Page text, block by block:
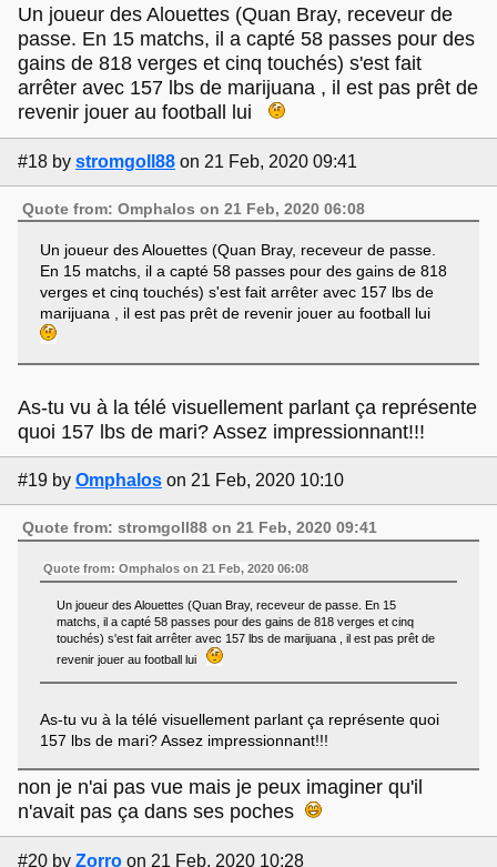
Un joueur des Alouettes (Quan Bray, receveur de
passe. En 15 matchs, il a capté 58 passes pour des
gains de 818 verges et cinq touchés) s'est fait
arrêter avec 157 lbs de marijuana , il est pas prêt de
revenir jouer au football lui
#18 by stromgoll88 on 21 Feb, 2020 09:41
Quote from: Omphalos on 21 Feb, 2020 06:08
Un joueur des Alouettes (Quan Bray, receveur de passe.
En 15 matchs, il a capté 58 passes pour des gains de 818
verges et cinq touchés) s'est fait arrêter avec 157 lbs de
marijuana , il est pas prêt de revenir jouer au football lui
As-tu vu à la télé visuellement parlant ça représente
quoi 157 lbs de mari? Assez impressionnant!!!
#19 by Omphalos on 21 Feb, 2020 10:10
Quote from: stromgoll88 on 21 Feb, 2020 09:41
Quote from: Omphalos on 21 Feb, 2020 06:08
Un joueur des Alouettes (Quan Bray, receveur de passe. En 15
matchs, il a capté 58 passes pour des gains de 818 verges et cinq
touchés) s'est fait arrêter avec 157 lbs de marijuana , il est pas prêt de
revenir jouer au football lui
As-tu vu à la télé visuellement parlant ça représente quoi
157 lbs de mari? Assez impressionnant!!!
non je n'ai pas vue mais je peux imaginer qu'il
n'avait pas ça dans ses poches
#20 by Zorro on 21 Feb, 2020 10:28